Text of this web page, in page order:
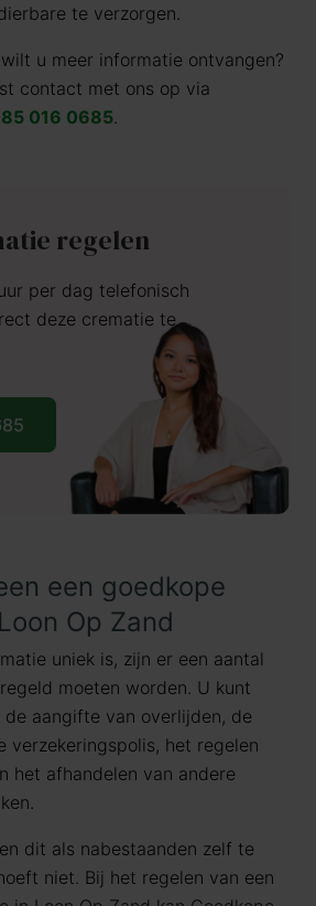
te verzorgen.
u meer informatie ontvangen?
contact met ons op via
016 0685.
regelen
per dag telefonisch
deze crematie te
een goedkope
Op Zand
uniek is, zijn er een aantal
moeten worden. U kunt
de aangifte van overlijden, de
verzekeringspolis, het regelen
het afhandelen van andere
dit als nabestaanden zelf te
niet. Bij het regelen van een